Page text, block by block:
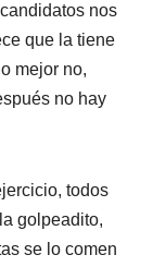
nos
que la tiene
mejor no,
no hay
todos
golpeadito,
se lo comen